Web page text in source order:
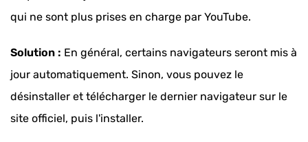
qui ne sont plus prises en charge par YouTube.
Solution : En général, certains navigateurs seront mis à
jour automatiquement. Sinon, vous pouvez le
désinstaller et télécharger le dernier navigateur sur le
site officiel, puis l'installer.